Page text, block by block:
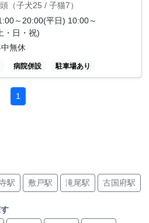
頭（子犬25 / 子猫7）
～20:00(平日) 10:00～
・日・祝)
無休
病院併設 駐車場あり
1
駅 敷戸駅 滝尾駅 古国府駅